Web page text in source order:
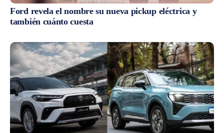
Ford revela el nombre su nueva pickup eléctrica y
también cuánto cuesta